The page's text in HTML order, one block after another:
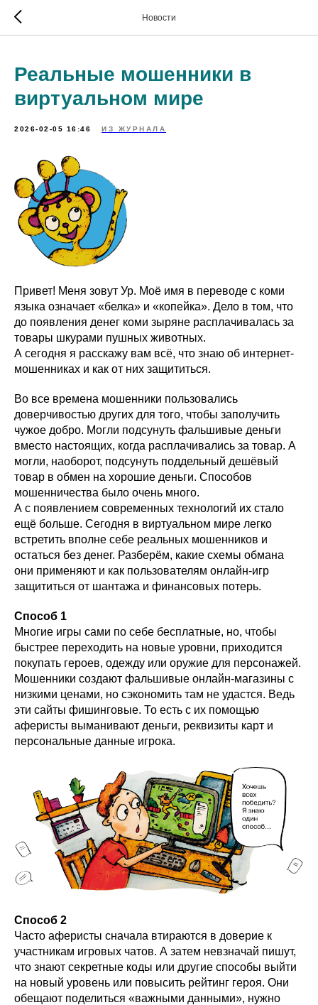
Новости
Реальные мошенники в
виртуальном мире
2026-02-05 16:46 ИЗ ЖУРНАЛА
Привет! Меня зовут Ур. Моё имя в переводе с коми
языка означает «белка» и «копейка». Дело в том, что
до появления денег коми зыряне расплачивалась за
товары шкурами пушных животных.
А сегодня я расскажу вам всё, что знаю об интернет-
мошенниках и как от них защититься.
Во все времена мошенники пользовались
доверчивостью других для того, чтобы заполучить
чужое добро. Могли подсунуть фальшивые деньги
вместо настоящих, когда расплачивались за товар. А
могли, наоборот, подсунуть поддельный дешёвый
товар в обмен на хорошие деньги. Способов
мошенничества было очень много.
А с появлением современных технологий их стало
ещё больше. Сегодня в виртуальном мире легко
встретить вполне себе реальных мошенников и
остаться без денег. Разберём, какие схемы обмана
они применяют и как пользователям онлайн-игр
защититься от шантажа и финансовых потерь.
Способ 1
Многие игры сами по себе бесплатные, но, чтобы
быстрее переходить на новые уровни, приходится
покупать героев, одежду или оружие для персонажей.
Мошенники создают фальшивые онлайн-магазины с
низкими ценами, но сэкономить там не удастся. Ведь
эти сайты фишинговые. То есть с их помощью
аферисты выманивают деньги, реквизиты карт и
персональные данные игрока.
Способ 2
Часто аферисты сначала втираются в доверие к
участникам игровых чатов. А затем невзначай пишут,
что знают секретные коды или другие способы выйти
на новый уровень или повысить рейтинг героя. Они
обещают поделиться «важными данными», нужно